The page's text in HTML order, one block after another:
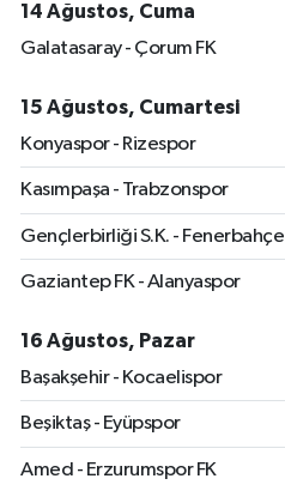
14 Ağustos, Cuma
Galatasaray - Çorum FK
15 Ağustos, Cumartesi
Konyaspor - Rizespor
Kasımpaşa - Trabzonspor
Gençlerbirliği S.K. - Fenerbahçe
Gaziantep FK - Alanyaspor
16 Ağustos, Pazar
Başakşehir - Kocaelispor
Beşiktaş - Eyüpspor
Amed - Erzurumspor FK